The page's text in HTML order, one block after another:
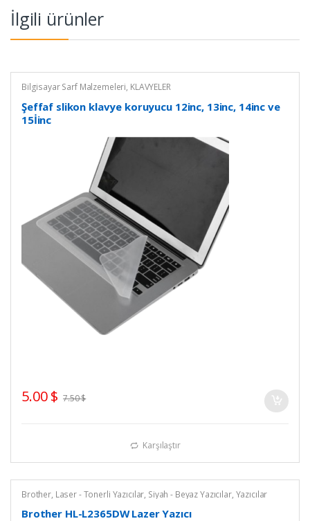
İlgili ürünler
Bilgisayar Sarf Malzemeleri, KLAVYELER
Şeffaf slikon klavye koruyucu 12inc, 13inc, 14inc ve
15İinc
5.00$ 7.50$
Karşılaştır
Brother, Laser - Tonerli Yazıcılar, Siyah - Beyaz Yazıcılar, Yazıcılar
Brother HL-L2365DW Lazer Yazıcı